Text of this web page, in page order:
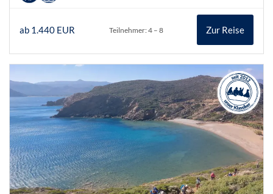
ab 1.440 EUR Teilnehmer: 4 – 8 Zur Reise